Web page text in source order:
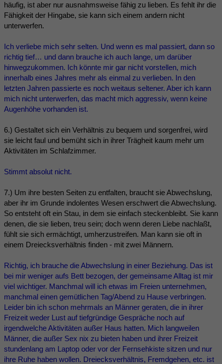
häufig, ist aber nur ausnahmsweise fähig zu lieben. Es fehlt ihr die
Fähigkeit der Hingabe, sie kann sich einem andern nicht
unterwerfen.
Ich verliebe mich sehr selten. Und wenn es mal passiert, dann so
richtig tief… und dann brauche ich auch lange, um darüber
hinwegzukommen. Ich könnte mir gar nicht vorstellen, mich
innerhalb eines Jahres mehr als einmal zu verlieben. In den
letzten Jahren passierte es noch weitaus seltener. Aber ich kann
mich nicht unterwerfen, das macht mich aggressiv, wenn keine
Augenhöhe vorhanden ist.
6.) Gestaltet sich ein Verhältnis zu bequem und sorgenfrei, wird
sie leicht faul und bemüht sich in ihrer Trägheit kaum mehr um
Aktivitäten im Schlafzimmer.
Stimmt absolut nicht.
7.) Um ihre besten Seiten zu entfalten, braucht sie Abwechslung,
aber ihr im Grunde indolentes Wesen erschwert die Abwechslung.
So entsteht oft ein Stau, in dem sie einfach steckenbleibt. Sie kann
denen, die sie lieben, treu sein; doch wenn deren Liebe nachlaßt,
fühlt sie sich ermächtigt, umherzustreifen. Man kann sie oft in
einem Dreiecksverhältnis finden - mit zwei Männern.
Richtig, ich brauche die Abwechslung in einer Beziehung. Das ist
bei mir weniger aufs Bett bezogen, der gemeinsame Alltag ist mir
viel wichtiger. Manchmal will ich etwas im Freien unternehmen,
manchmal einen gemütlichen Tag/Abend zu Hause verbringen.
Leider bin ich schon mehrmals an Männer geraten, die in ihrer
Freizeit weder Lust auf tiefgründige Gespräche noch auf
irgendwelche Aktivitäten außer Haus hatten. Mich langweilen
Männer, die außer Sex nix zu bieten haben und ihrer Freizeit
stundenlang am Laptop oder vor der Fernsehkiste sitzen und nur
ihre Ruhe haben wollen. Dreiecksverhältnis, Fremdgehen, etc. ist